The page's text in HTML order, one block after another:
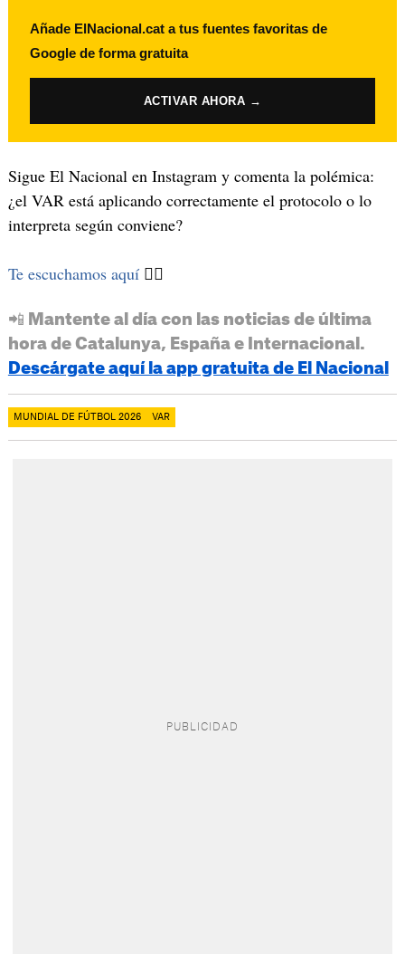
Añade ElNacional.cat a tus fuentes favoritas de
Google de forma gratuita
ACTIVAR AHORA →
Sigue El Nacional en Instagram y comenta la polémica:
¿el VAR está aplicando correctamente el protocolo o lo
interpreta según conviene?
Te escuchamos aquí👈🏽
📲 Mantente al día con las noticias de última
hora de Catalunya, España e Internacional.
Descárgate aquí la app gratuita de El Nacional
MUNDIAL DE FÚTBOL 2026 VAR